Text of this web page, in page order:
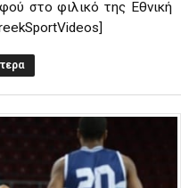
στο φιλικό της Εθνική